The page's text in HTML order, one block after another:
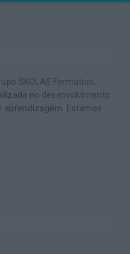
SKOLAE Formation,
no desenvolvimento
aprendizagem. Estamos